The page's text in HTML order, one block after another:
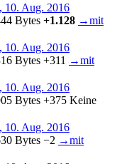
10. Aug. 2016
Bytes +1.128 →mit
10. Aug. 2016
Bytes +311 →mit
10. Aug. 2016
Bytes +375 Keine
10. Aug. 2016
Bytes −2 →mit